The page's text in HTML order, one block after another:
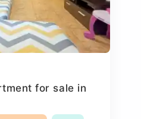
for sale in